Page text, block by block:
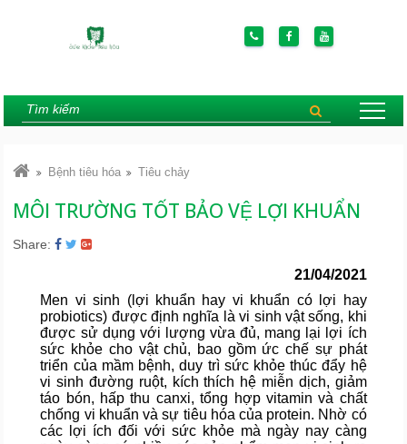
Bệnh tiêu hóa Tiêu chảy
MÔI TRƯỜNG TỐT BẢO VỆ LỢI KHUẨN
Share:
21/04/2021
Men vi sinh (lợi khuẩn hay vi khuẩn có lợi hay
probiotics) được định nghĩa là vi sinh vật sống, khi
được sử dụng với lượng vừa đủ, mang lại lợi ích
sức khỏe cho vật chủ, bao gồm ức chế sự phát
triển của mầm bệnh, duy trì sức khỏe thúc đẩy hệ
vi sinh đường ruột, kích thích hệ miễn dịch, giảm
táo bón, hấp thu canxi, tổng hợp vitamin và chất
chống vi khuẩn và sự tiêu hóa của protein. Nhờ có
các lợi ích đối với sức khỏe mà ngày nay càng